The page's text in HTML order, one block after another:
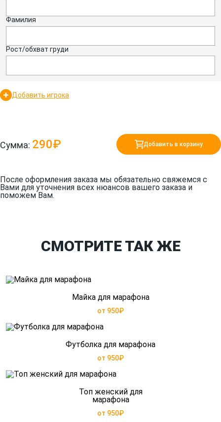
Фамилия
Рост/обхват груди
Добавить игрока
После оформления заказа мы обязательно свяжемся с
Вами для уточнения всех нюансов вашего заказа и
поможем Вам.
Сумма: 290₽ Добавить в корзину
СМОТРИТЕ ТАК ЖЕ
Майка для марафона
от 950₽
Футболка для марафона
от 950₽
Топ женский для
марафона
от 950₽